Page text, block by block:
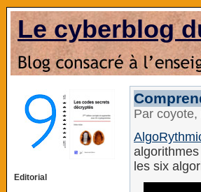
Le cyberblog
Editorial
Par
les six